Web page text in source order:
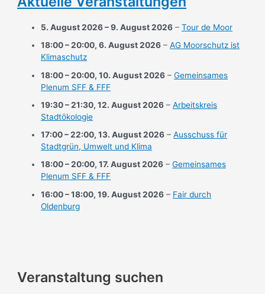
5. August 2026–9. August 2026 –Tour de Moor
18:00–20:00,6. August 2026 –AG Moorschutz ist
Klimaschutz
18:00–20:00,10. August 2026 –Gemeinsames
Plenum SFF & FFF
19:30–21:30,12. August 2026 –Arbeitskreis
Stadtökologie
17:00–22:00,13. August 2026 –Ausschuss für
Stadtgrün, Umwelt und Klima
18:00–20:00,17. August 2026 –Gemeinsames
Plenum SFF & FFF
16:00–18:00,19. August 2026 – Fair durch
Oldenburg
Veranstaltung suchen